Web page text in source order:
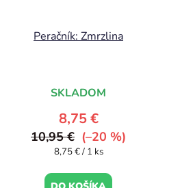
Peračník: Zmrzlina
SKLADOM
8,75 €
10,95 € (–20 %)
Jednotková
8,75 € / 1 ks